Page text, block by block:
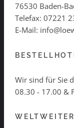
76530 Baden-
Telefax: 07221
E-Mail:
Wir sind für Sie
08.30 - 17.00 &